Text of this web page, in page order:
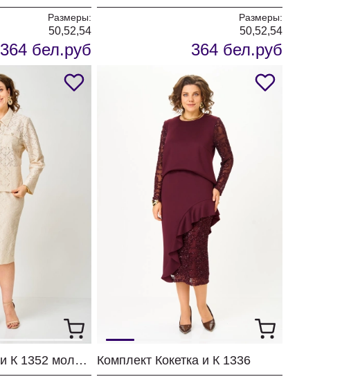
Размеры:
50,52,54
364 бел.руб
Размеры:
50,52,54
364 бел.руб
Костюм Кокетка и К 1352 молочный Комплект Кокетка и К 1336